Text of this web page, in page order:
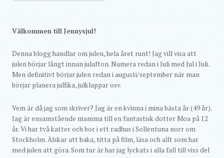
Välkommen till Jennysjul!
Denna blogg handlar om julen, hela året runt! Jag vill visa att
julen börjar långt innan julafton. Numera redan i Juli med Jul i Juli.
Men definitivt börjar julen redan i augusti/september när man
börjar planera julfika, julklappar osv.
Vem är då jag som skriver? Jag är en kvinna i mina bästa år (49 år).
Jag är ensamstående mamma till en fantastisk dotter Moa på 12
år. Vi har två katter och bor i ett radhus i Sollentuna norr om
Stockholm. Älskar att baka, titta på film, läsa och allt som har
med julen att göra. Som tur är har jag lyckats i alla fall till viss del